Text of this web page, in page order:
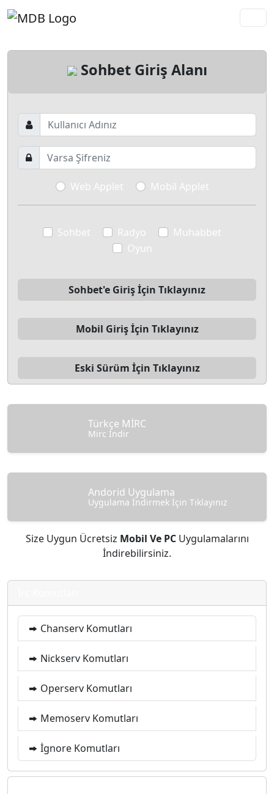
Sohbet Giriş Alanı
Web Applet Mobil Applet
Sohbet Radyo
Muhabbet
Oyun
Sohbet'e Giriş İçin Tıklayınız
Mobil Giriş İçin Tıklayınız
Eski Sürüm İçin Tıklayınız
Türkçe MİRC
Mirc İndir
Andorid Uygulama
Uygulama İndirmek İçin Tıklayınız
Size Uygun Ücretsiz Mobil Ve PC Uygulamalarını
İndirebilirsiniz.
Chanserv Komutları
Nickserv Komutları
Operserv Komutları
Memoserv Komutları
İgnore Komutları